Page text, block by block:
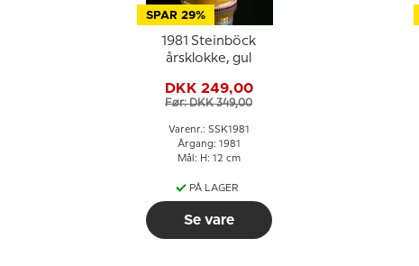
SPAR 29%
1981 Steinböck
årsklokke, gul
DKK 249,00
Før: DKK 349,00
Varenr.: SSK1981
Årgang: 1981
Mål: H: 12 cm
PÅ LAGER
Se vare